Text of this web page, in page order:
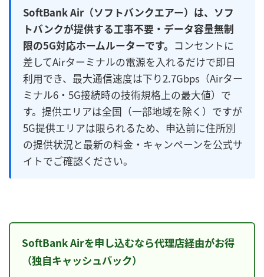
SoftBank Air（ソフトバンクエアー）は、ソフ
トバンクが提供する工事不要・データ容量無制
限の5G対応ホームルーターです。 コンセントに
差してAirターミナルの電源を入れるだけで即日
利用でき、最大通信速度は下り2.7Gbps（Airター
ミナル6・5G接続時の技術規格上の最大値）で
す。提供エリアは全国（一部地域を除く）ですが
5G提供エリアは限られるため、申込前に住所別
の提供状況と最新の料金・キャンペーンを公式サ
イトでご確認ください。
SoftBank Airを申し込むなら代理店経由がお得
（独自キャッシュバック）